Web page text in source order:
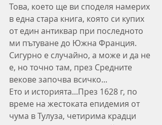
Това, което ще ви споделя намерих
в една стара книга, която си купих
от един антиквар при последното
ми пътуване до Южна Франция.
Сигурно е случайно, а може и да не
е, но точно там, през Средните
векове започва всичко...
Ето и историята...През 1628 г, по
време на жестоката епидемия от
чума в Тулуза, четирима крадци